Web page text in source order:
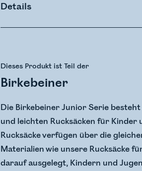
Details
Dieses Produkt ist Teil der
Birkebeiner
Die Birkebeiner Junior Serie
und leichten Rucksäcken für Kinder
Rucksäcke verfügen über die
Materialien wie unsere Rucksäcke
darauf ausgelegt, Kindern und